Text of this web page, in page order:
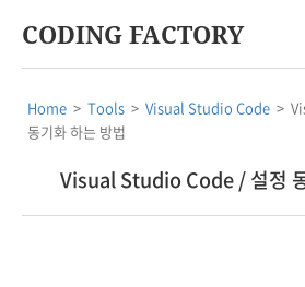
CODING FACTORY
Home > Tools > Visual Studio Code >
동기화 하는 방법
Visual Studio Code / 설정